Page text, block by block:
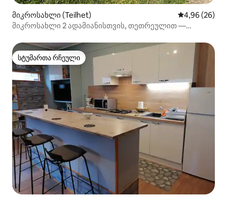
მიკროსახლი (Teilhet) საშუალო
4,96 (26)
მიკროსახლი 2 ადამიანისთვის, თეთრეულით —
სტუმართა რჩეული
სტუმართა რჩეული